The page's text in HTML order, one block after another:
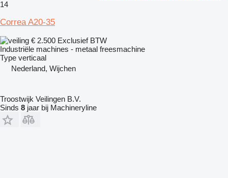
14
Correa A20-35
€ 2.500 Exclusief BTW
Industriële machines - metaal freesmachine
Type verticaal
Nederland, Wijchen
Troostwijk Veilingen B.V.
Sinds 8 jaar bij Machineryline